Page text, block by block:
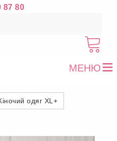
87 80
МЕНЮ
одяг XL+